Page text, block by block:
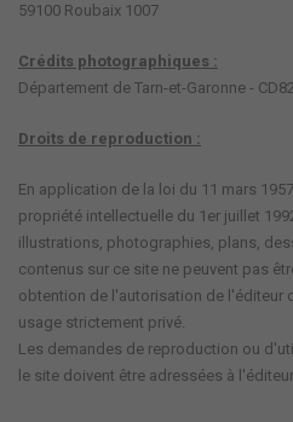
59100 Roubaix 1007
Crédits photographiques :
Département de Tarn-et-Garonne - CD82
Droits de reproduction :
En application de la loi du 11 mars
propriété intellectuelle du 1er juillet
illustrations, photographies, plans,
contenus sur ce site ne peuvent pas
obtention de l'autorisation de l'éditeur
usage strictement privé.
Les demandes de reproduction ou
le site doivent être adressées à